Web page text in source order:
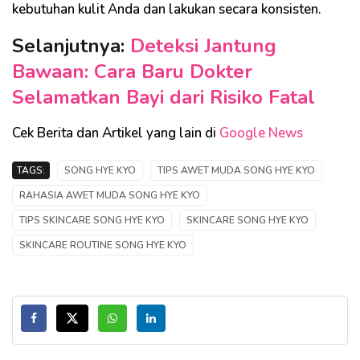
kebutuhan kulit Anda dan lakukan secara konsisten.
Selanjutnya: Deteksi Jantung
Bawaan: Cara Baru Dokter
Selamatkan Bayi dari Risiko Fatal
Cek Berita dan Artikel yang lain di Google News
TAGS: SONG HYE KYO
TIPS AWET MUDA SONG HYE KYO
RAHASIA AWET MUDA SONG HYE KYO
TIPS SKINCARE SONG HYE KYO
SKINCARE SONG HYE KYO
SKINCARE ROUTINE SONG HYE KYO